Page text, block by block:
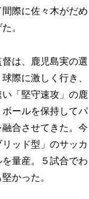
際に佐々木がだめ
。
は、鹿児島実の選
際に激しく行き、
「堅守速攻」の鹿
ールを保持してパ
合させてきた。今
ッド型」のサッカ
量産。５試合でわ
かった。